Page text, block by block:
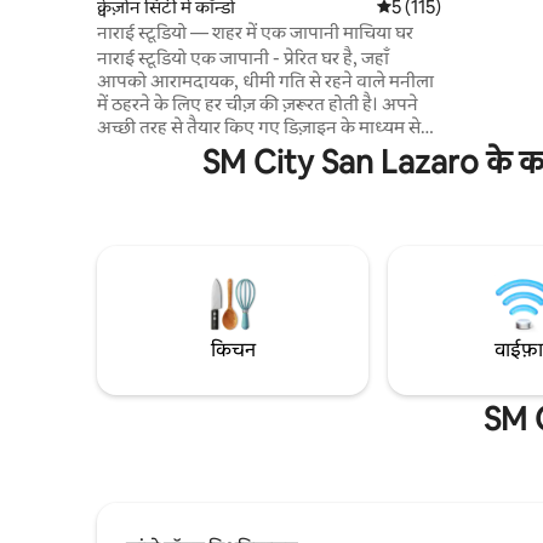
क्वेज़ोन सिटी में कॉन्डो औसत रेटिंग 5 में से 5, 115
5 (115)
नाराई स्टूडियो — शहर में एक जापानी माचिया घर
नाराई स्टूडियो एक जापानी - प्रेरित घर है, जहाँ
आपको आरामदायक, धीमी गति से रहने वाले मनीला
में ठहरने के लिए हर चीज़ की ज़रूरत होती है। अपने
अच्छी तरह से तैयार किए गए डिज़ाइन के माध्यम से
एक हवादार, मेडिटेटिव एस्केप महसूस करें, जिसमें
सोच - समझकर चुनी गई चीज़ें बिना किसी रुकावट के
कैफ़े से घिरे पड़ोसी शहरों से घिरा हुआ है। आपका
शांतिपूर्ण अभयारण्य यहाँ है। नाराई में घर आएँ।
लिए नहीं है।
SM City San Lazaro के
किचन
SM